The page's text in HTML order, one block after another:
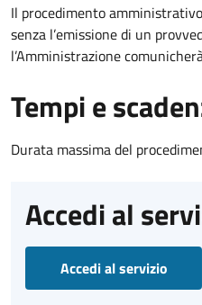
Il procedimento
senza l’emissione di un
l’Amministrazione
Tempi e
Durata massima del
Accedi al
Accedi al servizio